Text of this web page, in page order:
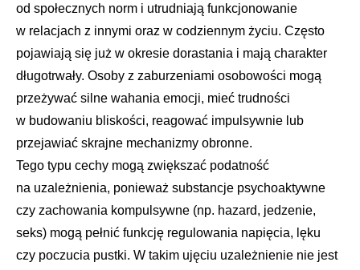
od społecznych norm i utrudniają funkcjonowanie
w relacjach z innymi oraz w codziennym życiu. Często
pojawiają się już w okresie dorastania i mają charakter
długotrwały. Osoby z zaburzeniami osobowości mogą
przeżywać silne wahania emocji, mieć trudności
w budowaniu bliskości, reagować impulsywnie lub
przejawiać skrajne mechanizmy obronne.
Tego typu cechy mogą zwiększać podatność
na uzależnienia, ponieważ substancje psychoaktywne
czy zachowania kompulsywne (np. hazard, jedzenie,
seks) mogą pełnić funkcję regulowania napięcia, lęku
czy poczucia pustki. W takim ujęciu uzależnienie nie jest